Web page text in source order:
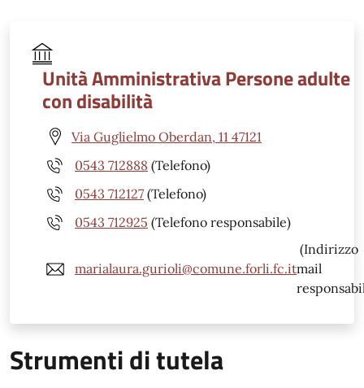
Unità Amministrativa Persone adulte
con disabilità
Via Guglielmo Oberdan, 11 47121
0543 712888 (Telefono)
0543 712127 (Telefono)
0543 712925 (Telefono responsabile)
marialaura.gurioli@comune.forli.fc.it
(Indirizzo
mail
Strumenti di tutela